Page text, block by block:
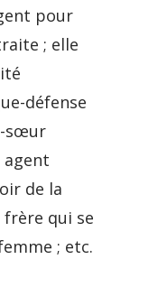
pour
; elle
défense
sœur
agent
de la
qui se
; etc.